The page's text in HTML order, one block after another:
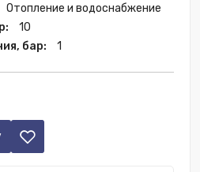
Отопление и водоснабжение
10
бар:
1